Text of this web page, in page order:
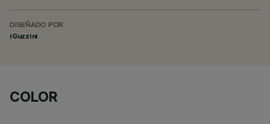
DISEÑADO POR
iGuzzini
COLOR